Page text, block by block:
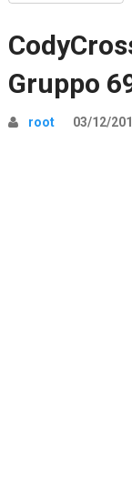
Gruppo
root 03/12/